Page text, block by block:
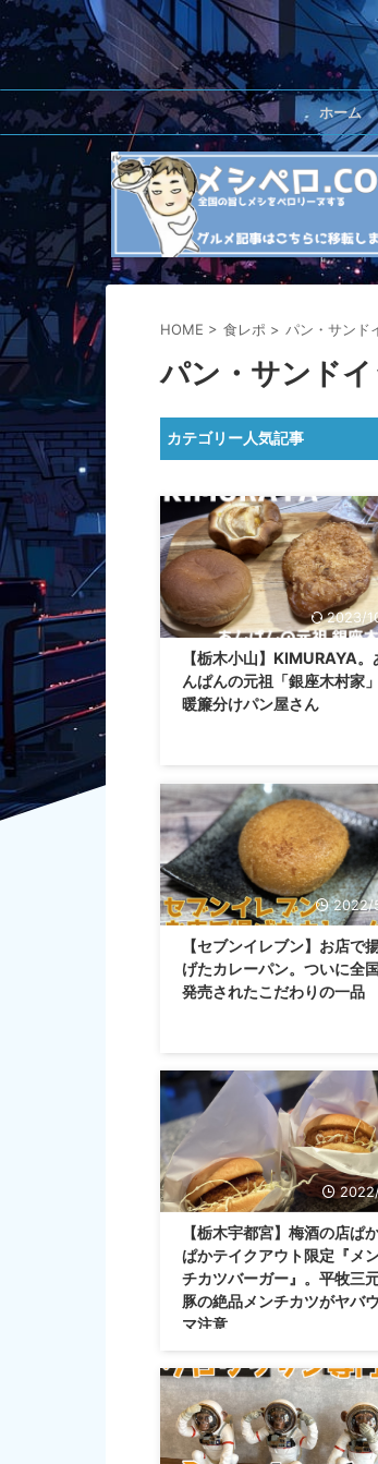
ホーム
HOME > 食レポ > パン・サンド
パン・サンド
カテゴリー人気記事
2023/
【栃木小山】KIMURAYA。
んぱんの元祖「銀座木村家」
暖簾分けパン屋さん
2022/
【セブンイレブン】お店で
げたカレーパン。ついに全国
発売されたこだわりの一品
【栃木宇都宮】梅酒の店ぱ
ぱかテイクアウト限定『メ
チカツバーガー』。平牧三
豚の絶品メンチカツがヤバウ
マ注意